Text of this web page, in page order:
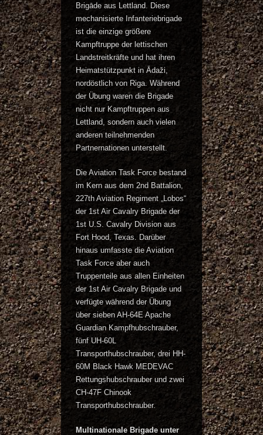
Brigāde aus Lettland. Diese
mechanisierte Infanteriebrigade
ist die einzige größere
Kampftruppe der lettischen
Landstreitkräfte und hat ihren
Heimatstützpunkt in Ādaži,
nordöstlich von Riga. Während
der Übung waren die Brigade
nicht nur Kampftruppen aus
Lettland, sondern auch vielen
anderen teilnehmenden
Partnernationen unterstellt.
Die Aviation Task Force bestand
im Kern aus dem 2nd Battalion,
227th Aviation Regiment „Lobos“
der 1st Air Cavalry Brigade der
1st U.S. Cavalry Division aus
Fort Hood, Texas. Darüber
hinaus umfasste die Aviation
Task Force aber auch
Truppenteile aus allen Einheiten
der 1st Air Cavalry Brigade und
verfügte während der Übung
über sieben AH-64E Apache
Guardian Kampfhubschrauber,
fünf UH-60L
Transporthubschrauber, drei HH-
60M Black Hawk MEDEVAC
Rettungshubschrauber und zwei
CH-47F Chinook
Transporthubschrauber.
Multinationale Brigade unter